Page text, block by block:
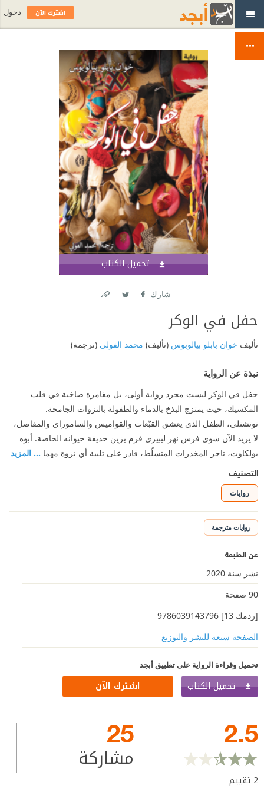
تحميل الكتاب
شارك
حفل في الوكر
تأليف خوان بابلو بيالوبوس (تأليف) محمد الفولي (ترجمة)
نبذة عن الرواية
حفل في الوكر ليست مجرد رواية أولى، بل مغامرة صاخبة في قلب
المكسيك، حيث يمتزج البذخ بالدماء والطفولة بالنزوات الجامحة.
توتشتلي، الطفل الذي يعشق القبّعات والقواميس والساموراي والمقاصل،
لا يريد الآن سوى فرس نهر ليبيري قزم يزين حديقة حيوانه الخاصة. أبوه
يولكاوت، تاجر المخدرات المتسلّط، قادر على تلبية أي نزوة مهما ... المزيد
التصنيف
روايات
روايات مترجمة
عن الطبعة
نشر سنة 2020
90 صفحة
[ردمك 13] 9786039143796
الصفحة سبعة للنشر والتوزيع
تحميل وقراءة الرواية على تطبيق أبجد
تحميل الكتاب اشترك الآن
2.5
2 تقييم
25
مشاركة
اشترك الآن دخول